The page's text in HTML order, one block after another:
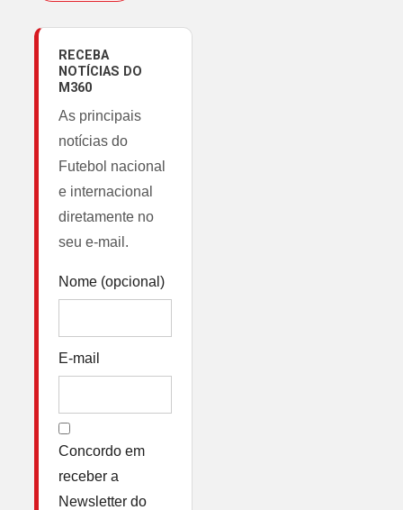
RECEBA
NOTÍCIAS DO
M360
As principais
notícias do
Futebol nacional
e internacional
diretamente no
seu e-mail.
Nome (opcional)
E-mail
Concordo em
receber a
Newsletter do